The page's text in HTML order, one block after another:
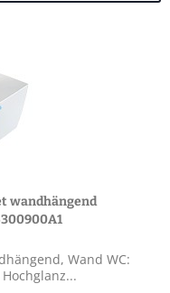
wandhängend
Wand WC: